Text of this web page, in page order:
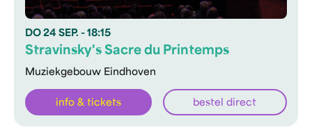
DO 24 SEP. - 18:15
Muziekgebouw Eindhoven
Stravinsky's Sacre du Printemps
info & tickets bestel direct